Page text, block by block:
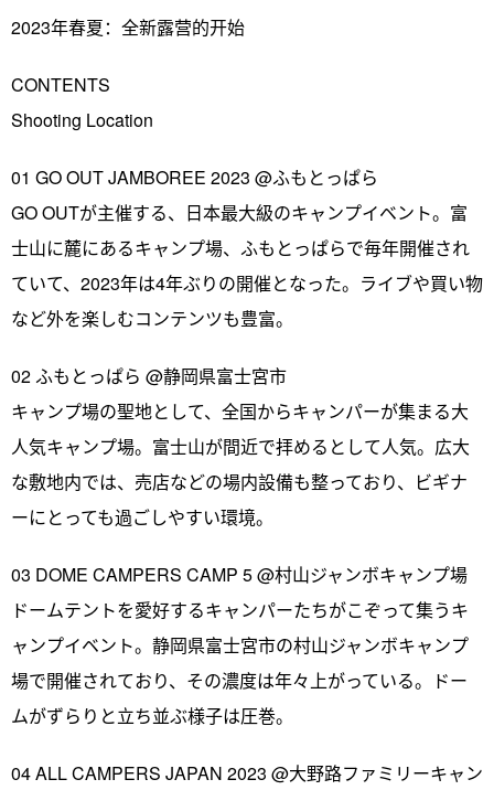
2023年春夏：全新露营的开始
CONTENTS
Shooting Location
01 GO OUT JAMBOREE 2023 @ふもとっぱら
GO OUTが主催する、日本最大級のキャンプイベント。富
士山に麓にあるキャンプ場、ふもとっぱらで毎年開催され
ていて、2023年は4年ぶりの開催となった。ライブや買い物
など外を楽しむコンテンツも豊富。
02 ふもとっぱら @静岡県富士宮市
キャンプ場の聖地として、全国からキャンパーが集まる大
人気キャンプ場。富士山が間近で拝めるとして人気。広大
な敷地内では、売店などの場内設備も整っており、ビギナ
ーにとっても過ごしやすい環境。
03 DOME CAMPERS CAMP 5 @村山ジャンボキャンプ場
ドームテントを愛好するキャンパーたちがこぞって集うキ
ャンプイベント。静岡県富士宮市の村山ジャンボキャンプ
場で開催されており、その濃度は年々上がっている。ドー
ムがずらりと立ち並ぶ様子は圧巻。
04 ALL CAMPERS JAPAN 2023 @大野路ファミリーキャン